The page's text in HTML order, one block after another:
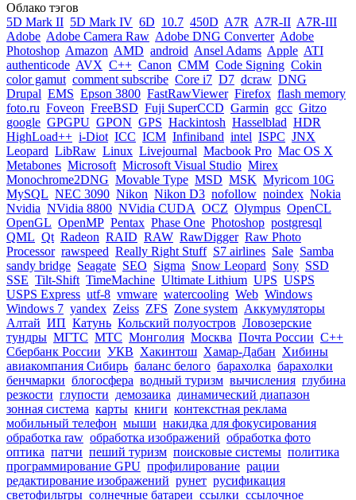
Облако тэгов
5D Mark II 5D Mark IV 6D 10.7 450D A7R A7R-II A7R-III
Adobe Adobe Camera Raw Adobe DNG Converter Adobe
Photoshop Amazon AMD android Ansel Adams Apple ATI
authenticode AVX C++ Canon CMM Code Signing Cokin
color gamut comment subscribe Core i7 D7 dcraw DNG
Drupal EMS Epson 3800 FastRawViewer Firefox flash memory
foto.ru Foveon FreeBSD Fuji SuperCCD Garmin gcc Gitzo
google GPGPU GPON GPS Hackintosh Hasselblad HDR
HighLoad++ i-Diot ICC ICM Infiniband intel ISPC JNX
Leopard LibRaw Linux Livejournal Macbook Pro Mac OS X
Metabones Microsoft Microsoft Visual Studio Mirex
Monochrome2DNG Movable Type MSD MSK Myricom 10G
MySQL NEC 3090 Nikon Nikon D3 nofollow noindex Nokia
Nvidia NVidia 8800 NVidia CUDA OCZ Olympus OpenCL
OpenGL OpenMP Pentax Phase One Photoshop postgresql
QML Qt Radeon RAID RAW RawDigger Raw Photo
Processor rawspeed Really Right Stuff S7 airlines Sale Samba
sandy bridge Seagate SEO Sigma Snow Leopard Sony SSD
SSE Tilt-Shift TimeMachine Ultimate Lithium UPS USPS
USPS Express utf-8 vmware watercooling Web Windows
Windows 7 yandex Zeiss ZFS Zone system Аккумуляторы
Алтай ИП Катунь Кольский полуостров Ловозерские
тундры МГТС МТС Монголия Москва Почта России С++
Сбербанк России УКВ Хакинтош Хамар-Дабан Хибины
авиакомпания Сибирь баланс белого барахолка барахолки
бенчмарки блогосфера водный туризм вычисления глубина
резкости глупости демозаика динамический диапазон
зонная система карты книги контекстная реклама
мобильный телефон мыши накидка для фокусирования
обработка raw обработка изображений обработка фото
оптика патчи пеший туризм поисковые системы политика
программирование GPU профилирование рации
редактирование изображений рунет русификация
светофильтры солнечные батареи ссылки ссылочное